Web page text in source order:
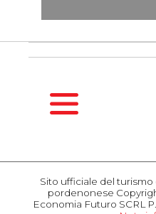
STAGIONALE
Primavera
Sito ufficiale del
pordenonese
Economia Futuro SCRL